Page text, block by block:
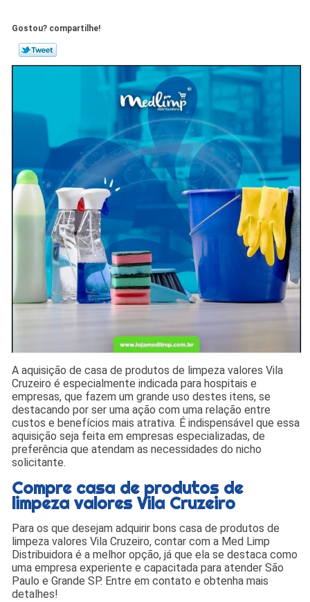
Gostou? compartilhe!
A aquisição de casa de produtos de limpeza valores Vila
Cruzeiro é especialmente indicada para hospitais e
empresas, que fazem um grande uso destes itens, se
destacando por ser uma ação com uma relação entre
custos e benefícios mais atrativa. É indispensável que essa
aquisição seja feita em empresas especializadas, de
preferência que atendam as necessidades do nicho
solicitante.
Compre casa de produtos de
limpeza valores Vila Cruzeiro
Para os que desejam adquirir bons casa de produtos de
limpeza valores Vila Cruzeiro, contar com a Med Limp
Distribuidora é a melhor opção, já que ela se destaca como
uma empresa experiente e capacitada para atender São
Paulo e Grande SP. Entre em contato e obtenha mais
detalhes!